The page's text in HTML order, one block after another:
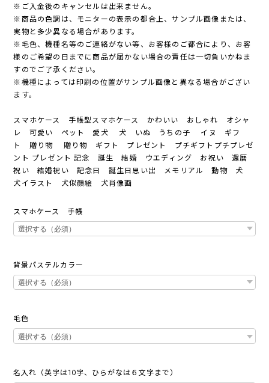
※ご入金後のキャンセルは出来ません。
※商品の色調は、モニターの表示の都合上、サンプル画像または、
実物と多少異なる場合があります。
※毛色、機種名等のご連絡がない等、お客様のご都合により、お客
様のご希望の日までに商品が届かない場合の責任は一切負いかねま
すのでご了承ください。
※機種によっては印刷の位置がサンプル画像と異なる場合がござい
ます。
スマホケース 手帳型スマホケース かわいい おしゃれ オシャ
レ 可愛い ペット 愛犬 犬 いぬ うちの子 イヌ ギフ
ト 贈り物 贈り物 ギフト プレゼント プチギフトプチプレゼ
ント プレゼント 記念 誕生 結婚 ウエディング お祝い 還暦
祝い 結婚祝い 記念日 誕生日思い出 メモリアル 動物 犬
犬イラスト 犬似顔絵 犬肖像画
スマホケース 手帳
背景パステルカラー
毛色
名入れ（英字は10字、ひらがなは６文字まで）